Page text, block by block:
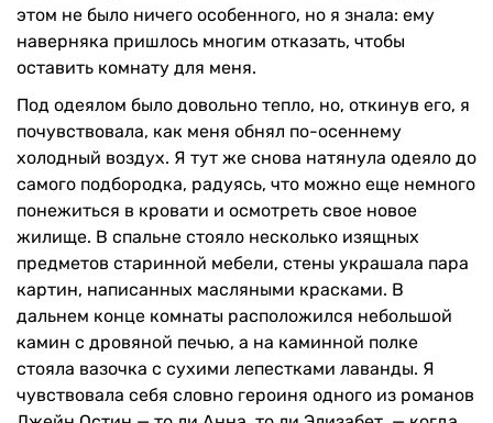
этом не было ничего особенного, но я знала: ему
наверняка пришлось многим отказать, чтобы
оставить комнату для меня.
Под одеялом было довольно тепло, но, откинув его, я
почувствовала, как меня обнял по-осеннему
холодный воздух. Я тут же снова натянула одеяло до
самого подбородка, радуясь, что можно еще немного
понежиться в кровати и осмотреть свое новое
жилище. В спальне стояло несколько изящных
предметов старинной мебели, стены украшала пара
картин, написанных масляными красками. В
дальнем конце комнаты расположился небольшой
камин с дровяной печью, а на каминной полке
стояла вазочка с сухими лепестками лаванды. Я
чувствовала себя словно героиня одного из романов